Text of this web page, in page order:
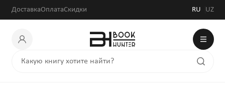
ДоставкаОплатаСкидки RU UZ